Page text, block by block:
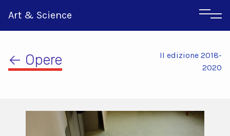
Art & Science
← Opere
II edizione 2018-
2020